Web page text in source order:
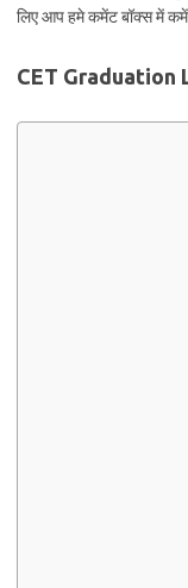
लिए आप हमे कमेंट बॉक्स में
CET Graduation